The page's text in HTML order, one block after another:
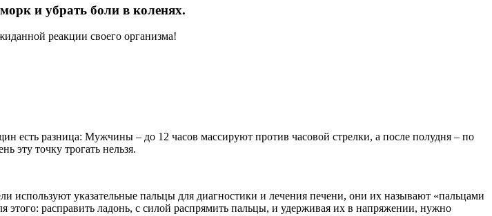
и убрать боли в коленях.
реакции своего организма!
есть разница: Мужчины – до 12 часов массируют против часовой стрелки, а после полудня – по
эту точку трогать нельзя.
используют указательные пальцы для диагностики и лечения печени, они их называют «пальцами
расправить ладонь, с силой распрямить пальцы, и удерживая их в напряжении, нужно